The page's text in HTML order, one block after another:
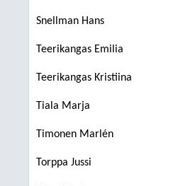
Snellman Hans
Teerikangas Emilia
Teerikangas Kristiina
Tiala Marja
Timonen Marlén
Torppa Jussi